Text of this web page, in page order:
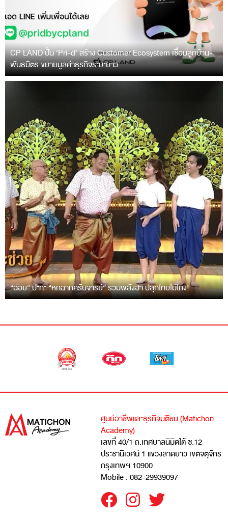
CP LAND ปั้น ‘Pri-d’ สร้าง Customer Ecosystem เชื่อมลูกบ้าน-
พันธมิตร ขยายมูลค่าธุรกิจระยะยาว
“ฉ่อย” ปะทะ “หกฉากครับจารย์” รวมพลังฮา ปลุกไทยไม่โกง!
ศูนย์อาชีพและธุรกิจมติชน (Matichon
Academy)
เลขที่ 40/1 ถ.เทศบาลนิมิตใต้ ซ.12
ประชานิเวศน์ 1 แขวงลาดยาว เขตจตุจักร
กรุงเทพฯ 10900
Mobile : 082-29939097